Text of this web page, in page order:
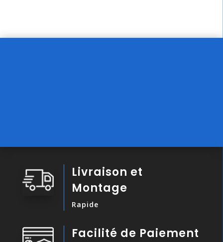
Livraison et
Montage
Rapide
Facilité de Paiement